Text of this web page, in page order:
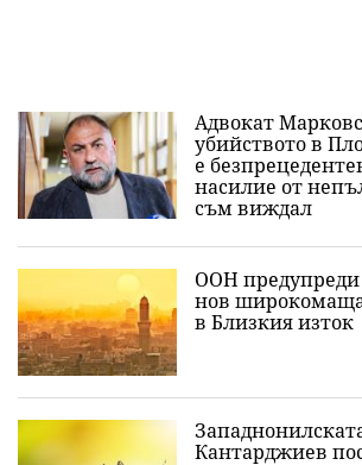
Адвокат
убийството в
е
насилие от
съм виждал
ООН предупреди
нов
в Близкия изток
Кантарджиев